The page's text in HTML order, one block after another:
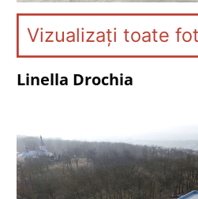
Vizualizați toate
Linella Drochia